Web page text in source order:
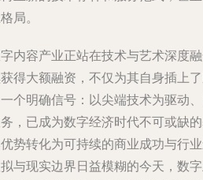
局。
内容产业正站在技术与艺术深度
得大额融资，不仅为其自身插上
个明确信号：以尖端技术为驱动
，已成为数字经济时代不可或缺
势转化为可持续的商业成功与行
与现实边界日益模糊的今天，数